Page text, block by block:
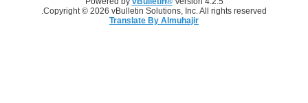
Copyright © 2026 vBulletin Solutions, Inc. All rights reserved.
Translate By Almuhajir